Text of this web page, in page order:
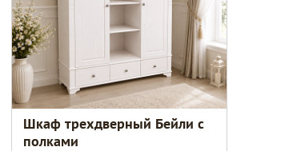
Шкаф трехдверный Бейли с
полками